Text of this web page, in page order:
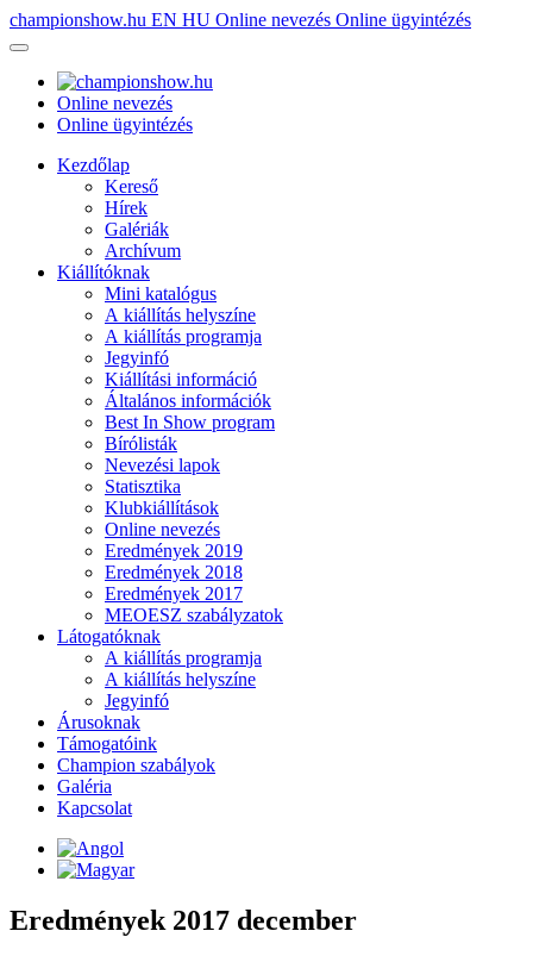
championshow.hu EN HU Online nevezés Online ügyintézés
Online nevezés
Online ügyintézés
Kezdőlap
Kereső
Hírek
Galériák
Archívum
Kiállítóknak
Mini katalógus
A kiállítás helyszíne
A kiállítás programja
Jegyinfó
Kiállítási információ
Általános információk
Best In Show program
Bírólisták
Nevezési lapok
Statisztika
Klubkiállítások
Online nevezés
Eredmények 2019
Eredmények 2018
Eredmények 2017
MEOESZ szabályzatok
Látogatóknak
A kiállítás programja
A kiállítás helyszíne
Jegyinfó
Árusoknak
Támogatóink
Champion szabályok
Galéria
Kapcsolat
Eredmények 2017 december